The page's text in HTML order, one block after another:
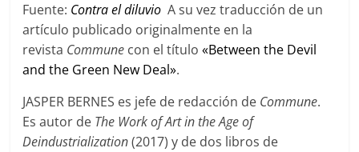
Fuente: Contra el diluvio A su vez traducción de un
artículo publicado originalmente en la
revista Commune con el título«Between the Devil
and the Green New Deal».
JASPER BERNES es jefe de redacción de Commune.
Es autor de The Work of Art in the Age of
Deindustrialization(2017) y de dos libros de